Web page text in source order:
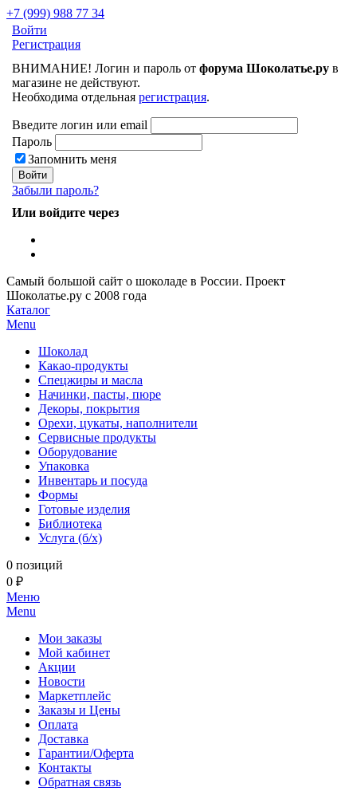
+7 (999) 988 77 34
Войти
Регистрация
ВНИМАНИЕ! Логин и пароль от форума Шоколатье.ру в
магазине не действуют.
Необходима отдельная регистрация.
Введите логин или email
Пароль
Запомнить меня
Забыли пароль?
Или войдите через
Самый большой сайт о шоколаде в России. Проект
Шоколатье.ру с 2008 года
Каталог
Menu
Шоколад
Какао-продукты
Спецжиры и масла
Начинки, пасты, пюре
Декоры, покрытия
Орехи, цукаты, наполнители
Сервисные продукты
Оборудование
Упаковка
Инвентарь и посуда
Формы
Готовые изделия
Библиотека
Услуга (б/х)
0 позиций
0 ₽
Меню
Menu
Мои заказы
Мой кабинет
Акции
Новости
Маркетплейс
Заказы и Цены
Оплата
Доставка
Гарантии/Оферта
Контакты
Обратная связь